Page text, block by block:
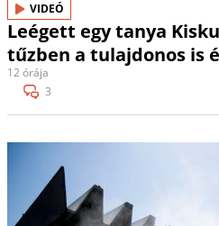
VIDEÓ
Leégett egy tanya
tűzben a tulajdonos is
12 órája
3